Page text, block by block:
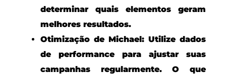
determinar quais elementos geram
melhores resultados.
Otimização de Michael: Utilize dados
de performance para ajustar suas
campanhas regularmente. O que